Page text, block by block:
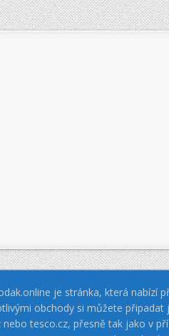
je stránka, která nabízí
obchody si můžete
nebo tesco.cz, přesně tak jako v